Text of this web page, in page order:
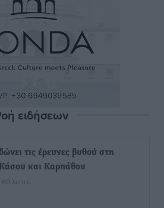
ειδήσεων
τις έρευνες βυθού στη
και Καρπάθου
60 λεπτά